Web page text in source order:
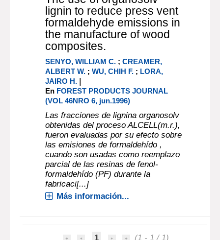
lignin to reduce press vent
formaldehyde emissions in
the manufacture of wood
composites.
SENYO, WILLIAM C. ;CREAMER,
ALBERT W. ;WU, CHIH F. ; LORA,
JAIRO H. |
En FOREST PRODUCTS JOURNAL
(VOL 46NRO 6, jun.1996)
Las fracciones de lignina organosolv
obtenidas del proceso ALCELL(m.r.),
fueron evaluadas por su efecto sobre
las emisiones de formaldehído ,
cuando son usadas como reemplazo
parcial de las resinas de fenol-
formaldehído (PF) durante la
fabricaci[...]
Más información...
1
(1 - 1 / 1)